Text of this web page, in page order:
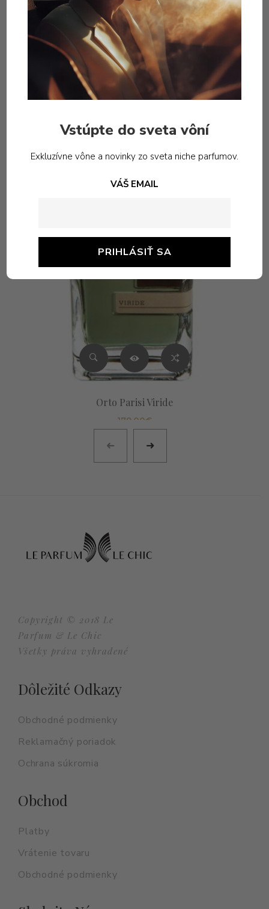
Podobné produkty
Orto Parisi Viride
179,00€
Copyright © 2018 Le
Parfum & Le Chic
Všetky práva vyhradené
Dôležité Odkazy
Obchodné podmienky
Reklamačný poriadok
Ochrana súkromia
Obchod
Platby
Vrátenie tovaru
Obchodné podmienky
Vstúpte do sveta vôní
Exkluzívne vône a novinky zo sveta niche parfumov.
VÁŠ EMAIL